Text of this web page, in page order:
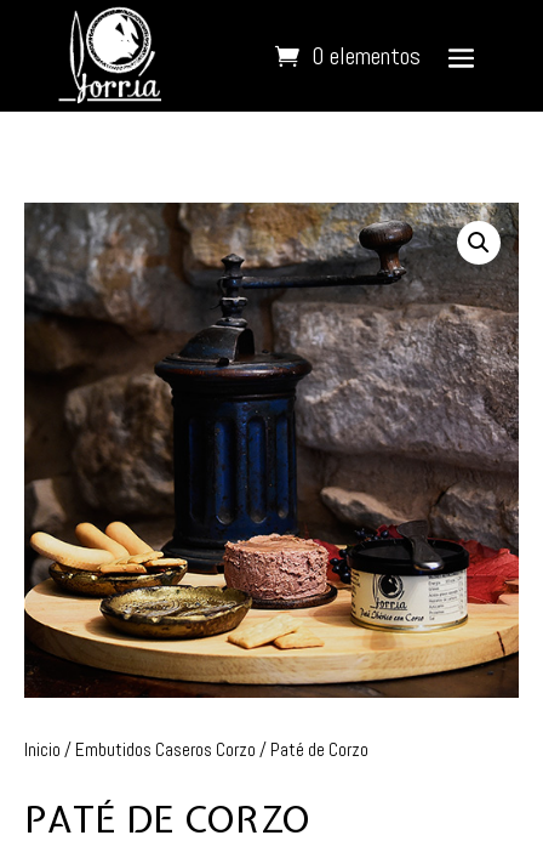
0 elementos
Inicio / Embutidos Caseros Corzo / Paté de Corzo
PATÉ DE CORZO